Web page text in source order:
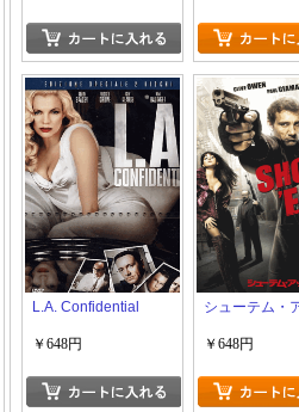
L.A. Confidential
￥648円
シューテム・
￥648円